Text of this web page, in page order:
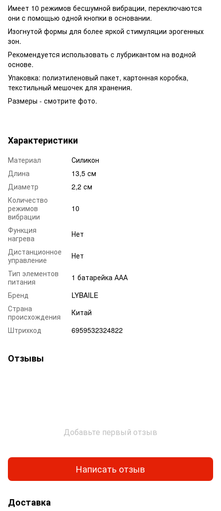
Имеет 10 режимов бесшумной вибрации, переключаются
они с помощью одной кнопки в основании.
Изогнутой формы для более яркой стимуляции эрогенных
зон.
Рекомендуется использовать с лубрикантом на водной
основе.
Упаковка: полиэтиленовый пакет, картонная коробка,
текстильный мешочек для хранения.
Размеры - смотрите фото.
Характеристики
Материал
Силикон
Длина
13,5 см
Диаметр
2,2 см
Количество
режимов
вибрации
10
Функция
нагрева
Нет
Дистанционное
управление
Нет
Тип элементов
питания
1 батарейка ААА
Бренд
LYBAILE
Страна
происхождения
Китай
Штрихкод
6959532324822
Отзывы
Добавьте первый отзыв
Написать отзыв
Доставка